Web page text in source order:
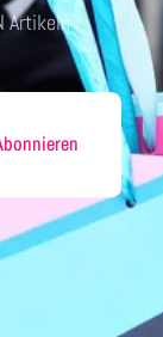
Artikeln